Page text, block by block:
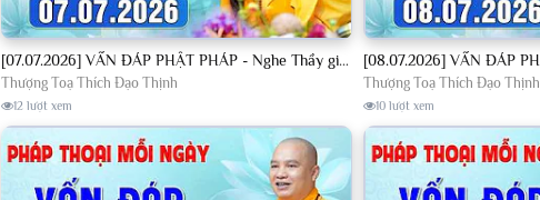
[07.07.2026] VẤN ĐÁP PHẬT PHÁP - Nghe Thầy giảng Pháp mỗi ngày CÔNG ĐỨC VÔ LƯỢNG│TT. Thích Đạo Thịnh
Thượng Toạ Thích Đạo Thịnh
12 lượt xem
Thượng Toạ Thích Đạo Thịnh
10 lượt xem